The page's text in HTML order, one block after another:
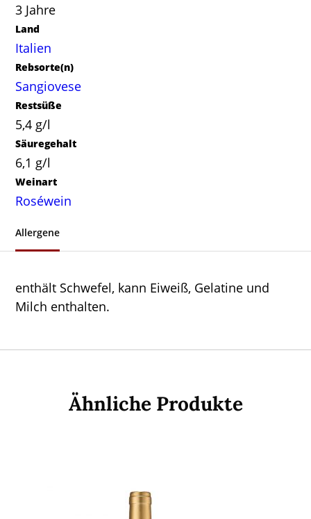
3 Jahre
Land
Italien
Rebsorte(n)
Sangiovese
Restsüße
5,4 g/l
Säuregehalt
6,1 g/l
Weinart
Roséwein
Allergene
enthält Schwefel, kann Eiweiß, Gelatine und
Milch enthalten.
Ähnliche Produkte